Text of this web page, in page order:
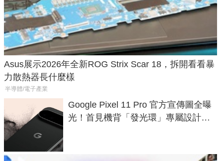
Asus展示2026年全新ROG Strix Scar 18，拆開看看暴
力散熱器長什麼樣
半導體/電子產業
Google Pixel 11 Pro 官方宣傳圖全曝
光！首見機背「發光環」專屬設計、